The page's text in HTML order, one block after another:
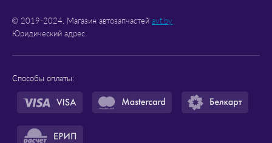
© 2019-2024. Магазин автозапчастей avt.by
Юридический адрес:
Способы оплаты: